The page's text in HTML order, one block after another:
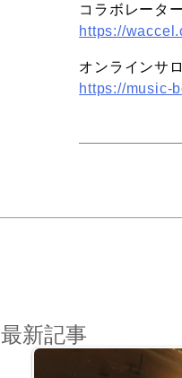
コラボレーター
https://
オンラインサ
https://music-
最新記事